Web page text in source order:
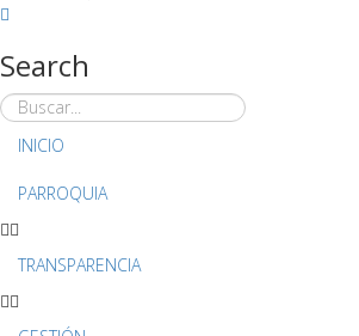
Search
INICIO
PARROQUIA
TRANSPARENCIA